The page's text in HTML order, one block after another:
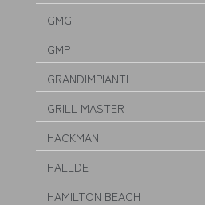
GMG
GMP
GRANDIMPIANTI
GRILL MASTER
HACKMAN
HALLDE
HAMILTON BEACH